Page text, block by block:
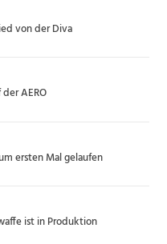
von der Diva
AERO
ersten Mal gelaufen
ist in Produktion